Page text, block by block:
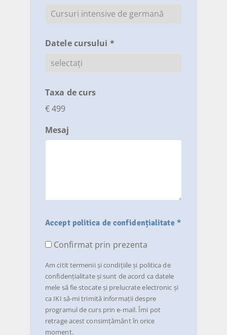
Datele cursului *
Taxa de curs
€ 499
Mesaj
Accept politica de confidențialitate *
Confirmat prin prezenta
Am citit termenii și condițiile și politica de
confidențialitate și sunt de acord ca datele
mele să fie stocate și prelucrate electronic și
ca IKI să-mi trimită informații despre
programul de curs prin e-mail. Îmi pot
retrage acest consimțământ în orice
moment.